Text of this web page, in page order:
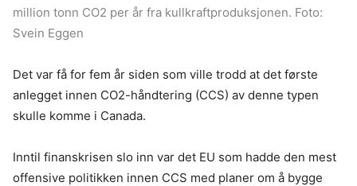
million tonn CO2 per år fra kullkraftproduksjonen. Foto:
Svein Eggen
Det var få for fem år siden som ville trodd at det første
anlegget innen CO2-håndtering (CCS) av denne typen
skulle komme i Canada.
Inntil finanskrisen slo inn var det EU som hadde den mest
offensive politikken innen CCS med planer om å bygge